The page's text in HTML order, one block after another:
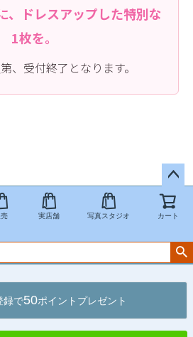
、ドレスアップした特別な
1枚を。
、受付終了となります。
ペー
ジト
売 実店舗 写真スタジオ カート
録で50ポイントプレゼント